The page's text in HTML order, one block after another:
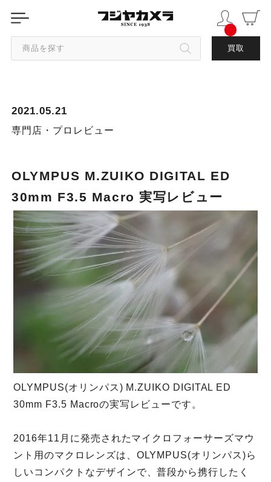
商品を探す 買取
2021.05.21
専門店・プロレビュー
OLYMPUS M.ZUIKO DIGITAL ED
30mm F3.5 Macro 実写レビュー
OLYMPUS(オリンパス) M.ZUIKO DIGITAL ED
30mm F3.5 Macroの実写レビューです。
2016年11月に発売されたマイクロフォーサーズマウ
ント用のマクロレンズは、OLYMPUS(オリンパス)ら
しいコンパクトなデザインで、普段から携行したく